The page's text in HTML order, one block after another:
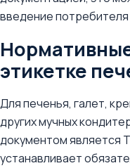
введение
этикетке
Для печенья, галет,
других мучных
документом является
устанавливает